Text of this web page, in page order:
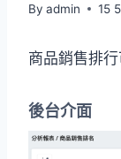
By admin 15
商品銷售排
後台介面